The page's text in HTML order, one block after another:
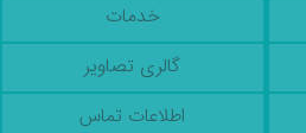
خدمات
گالری تصاویر
اطلاعات تماس